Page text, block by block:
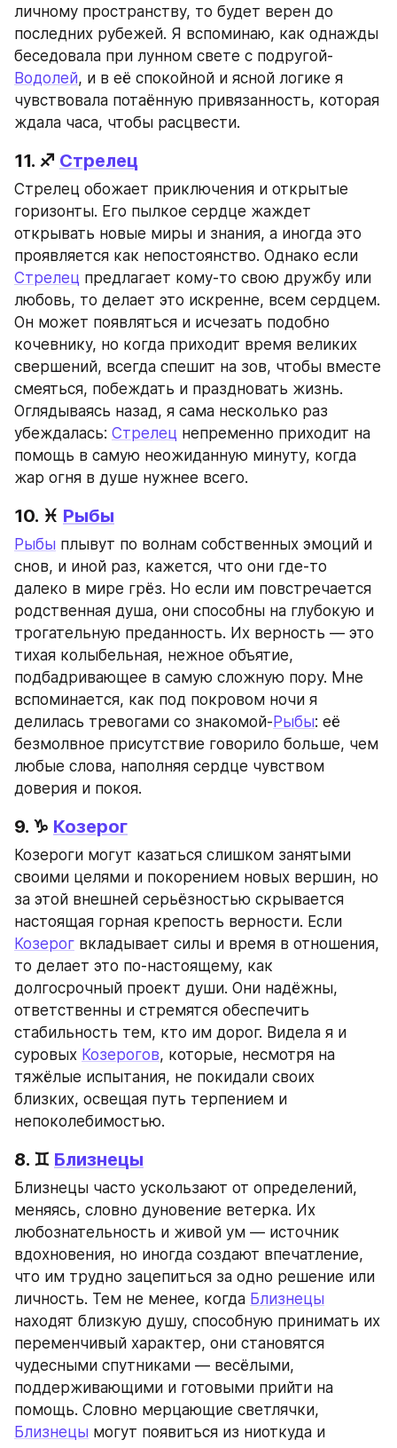
личному пространству, то будет верен до
последних рубежей. Я вспоминаю, как однажды
беседовала при лунном свете с подругой-
Водолей, и в её спокойной и ясной логике я
чувствовала потаённую привязанность, которая
ждала часа, чтобы расцвести.
11. ♐ Стрелец
Стрелец обожает приключения и открытые
горизонты. Его пылкое сердце жаждет
открывать новые миры и знания, а иногда это
Стрелец предлагает кому-то свою дружбу или
любовь, то делает это искренне, всем сердцем.
Он может появляться и исчезать подобно
кочевнику, но когда приходит время великих
свершений, всегда спешит на зов, чтобы вместе
смеяться, побеждать и праздновать жизнь.
Оглядываясь назад, я сама несколько раз
убеждалась: Стрелец непременно приходит на
помощь в самую неожиданную минуту, когда
жар огня в душе нужнее всего.
10. ♓ Рыбы
Рыбы плывут по волнам собственных эмоций и
снов, и иной раз, кажется, что они где-то
далеко в мире грёз. Но если им повстречается
родственная душа, они способны на глубокую и
трогательную преданность. Их верность — это
тихая колыбельная, нежное объятие,
подбадривающее в самую сложную пору. Мне
вспоминается, как под покровом ночи я
делилась тревогами со знакомой- Рыбы: её
безмолвное присутствие говорило больше, чем
любые слова, наполняя сердце чувством
доверия и покоя.
9. ♑ Козерог
Козероги могут казаться слишком занятыми
своими целями и покорением новых вершин, но
за этой внешней серьёзностью скрывается
Козерог вкладывает силы и время в отношения,
то делает это по-настоящему, как
долгосрочный проект души. Они надёжны,
ответственны и стремятся обеспечить
стабильность тем, кто им дорог. Видела я и
суровых Козерогов, которые, несмотря на
тяжёлые испытания, не покидали своих
близких, освещая путь терпением и
непоколебимостью.
8. ♊ Близнецы
Близнецы часто ускользают от определений,
меняясь, словно дуновение ветерка. Их
любознательность и живой ум — источник
вдохновения, но иногда создают впечатление,
что им трудно зацепиться за одно решение или
личность. Тем не менее, когда Близнецы
находят близкую душу, способную принимать их
переменчивый характер, они становятся
чудесными спутниками — весёлыми,
поддерживающими и готовыми прийти на
Близнецы могут появиться из ниоткуда и